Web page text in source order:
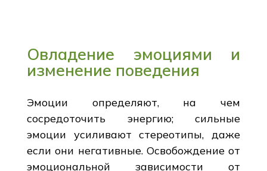
Овладение эмоциями и
изменение поведения
Эмоции определяют, на чем
сосредоточить энергию; сильные
эмоции усиливают стереотипы, даже
если они негативные. Освобождение от
эмоциональной зависимости от